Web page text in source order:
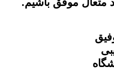
متعال موفق باشیم.